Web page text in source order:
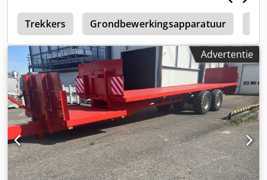
Erstzulassung: 14-11-2011 + 2.884 bedrijfsuren +
Lombardini 4-cilinder dieselmotor, type LDW1404 + 38 pk;
1.371 cc + 3-zijdige kipper + Cabinebeschermrooster +
Stalen vloer + Voorbereiding voor trekhaak + 5-
versnellingsbak Crodpfx Amex Agvus Tsf + 3-zits +
Achterruit + Gereedschapskist + Leeggewicht: 1.395 kg;
toegestaan totaalgewicht: 3.150 kg + 3665mm x 1570mm x
2130mm (lxbxh) + Laadbakmaat: 2430mm x 1570mm +
Max. snelheid 40 km/u + Gemeentevoertuig van eerste
eigenaar Ontvang alle nieuw geplaatste voertuigen per e-
mail – meld u aan voor onze NIEUWSBRIEF! Typefouten en
vergissingen voorbehouden, tussentijdse verkoop mogelijk!
Trekkers Grondbewerkingsapparatuur
Advertentie